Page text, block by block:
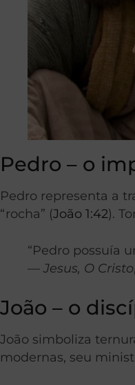
Pedro – o
Pedro representa a
“rocha” (João 1:42).
“Pedro possuía
—Jesus, O Cristo
João – o
João simboliza
modernas, seu